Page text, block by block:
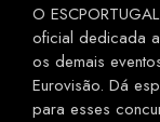
O
oficial dedicada
os demais
Eurovisão. Dá
para esses